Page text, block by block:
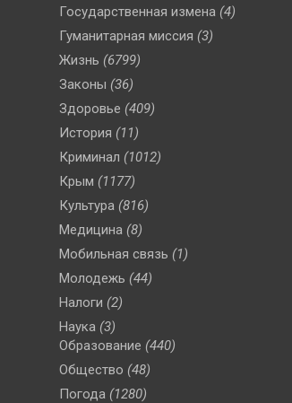
Государственная измена (4)
Гуманитарная миссия (3)
Жизнь (6799)
Законы (36)
Здоровье (409)
История (11)
Криминал (1012)
Крым (1177)
Культура (816)
Медицина (8)
Мобильная связь (1)
Молодежь (44)
Налоги (2)
Наука (3)
Образование (440)
Общество (48)
Погода (1280)